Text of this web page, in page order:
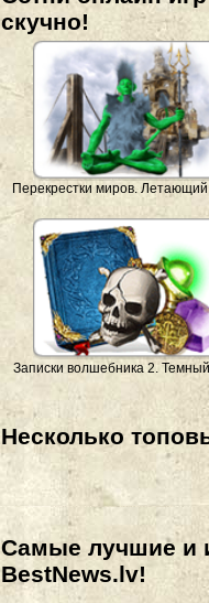
скучно!
Перекрестки миров. Летающий
Записки волшебника 2.
Несколько
Самые лучшие и
BestNews.lv!